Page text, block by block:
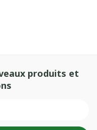
produits et